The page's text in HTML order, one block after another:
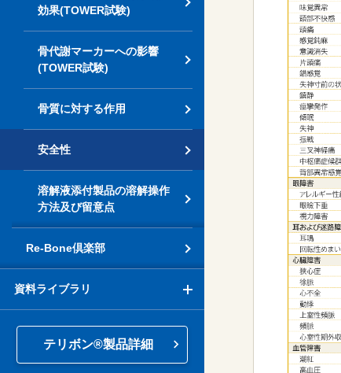
効果(TOWER試験)
骨代謝マーカーへの影響
(TOWER試験)
骨質に対する作用
安全性
溶解液添付製品の溶解操作
方法及び留意点
Re-Bone倶楽部
資料ライブラリ
テリボン®製品詳細